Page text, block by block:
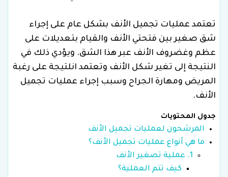
تعتمد عمليات تجميل الأنف بشكل عام على إجراء
شق صغير بين فتحتي الأنف والقيام بتعديلات على
عظم وغضروف الأنف عبر هذا الشق. ويؤدي ذلك في
النتيجة إلى تغير شكل الأنف وتعتمد انلتيجة على رغبة
المريض ومهارة الجراح وسبب إجراء عمليات تجميل
الأنف.
جدول المحتويات
المرشحون لعمليات تجميل الأنف
ما هي أنواع عمليات تجميل الأنف؟
1. عملية تصغير الأنف
كيف تتم العملية؟